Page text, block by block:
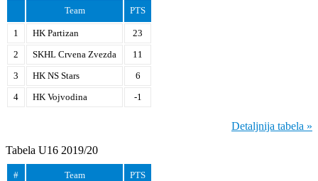
Team PTS
1 HK Partizan
23
2
SKHL Crvena Zvezda
11
3
HK NS Stars
6
4
HK Vojvodina -1
Detaljnija tabela »
Tabela U16 2019/20
# Team PTS